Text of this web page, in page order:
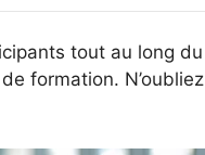
tout au long du
formation. N’oubliez